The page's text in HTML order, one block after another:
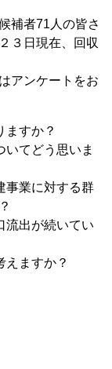
補者71人の皆さ
３日現在、回収
アンケートをお
りますか？
てどう思いま
業に対する群
ますか？
出が続いてい
考えますか？